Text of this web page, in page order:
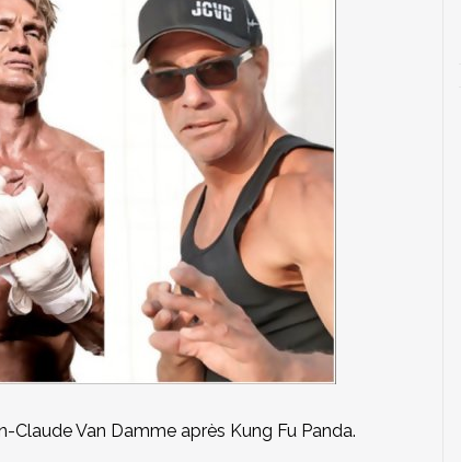
Van Damme après Kung Fu Panda.